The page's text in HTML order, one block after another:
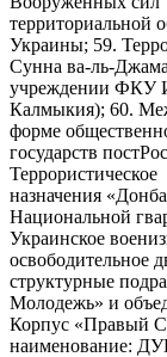
территориальной
Украины; 59.
Сунна ва-ль-
учреждении ФКУ
Калмыкия); 60.
форме
государств
назначения
Национальной
Украинское
освободительное
структурные
Молодежь» и
Корпус «Правый
наименование: